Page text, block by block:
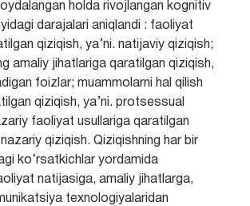
holda rivojlangan kognitiv
darajalari aniqlandi : faoliyat
qiziqish, ya’ni. natijaviy qiziqish;
amaliy jihatlariga qaratilgan qiziqish,
foizlar; muammolarni hal qilish
qiziqish, ya’ni. protsessual
faoliyat usullariga qaratilgan
qiziqish. Qiziqishning har bir
ko‘rsatkichlar yordamida
natijasiga, amaliy jihatlarga,
texnologiyalaridan